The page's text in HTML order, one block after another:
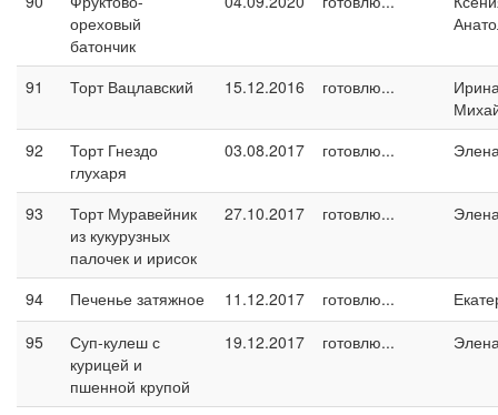
ореховый
батончик
91 Торт Вацлавский 15.12.2016 готовлю...
92
Торт Гнездо
глухаря
03.08.2017 готовлю...
93
Торт Муравейник
из кукурузных
палочек и ирисок
27.10.2017 готовлю...
94 Печенье затяжное 11.12.2017 готовлю...
95
Суп-кулеш с
курицей и
пшенной крупой
19.12.2017 готовлю...